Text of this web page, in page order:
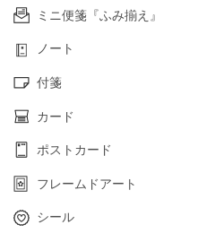
ミニ便箋『ふみ揃え』
ノート
付箋
カード
ポストカード
フレームドアート
シール